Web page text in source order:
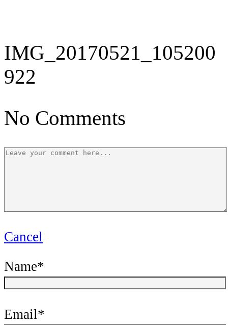
IMG_20170521_105200
922
No Comments
Cancel
Name*
Email*